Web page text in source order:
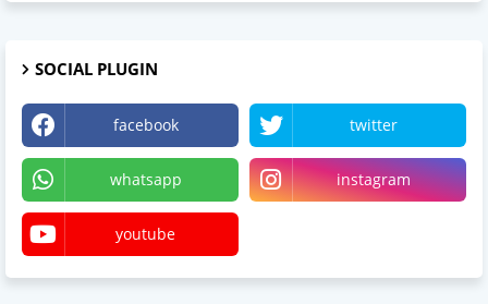
SOCIAL PLUGIN
facebook twitter
whatsapp instagram
youtube